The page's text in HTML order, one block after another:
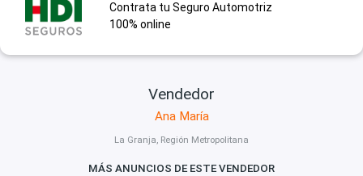
Contrata tu Seguro Automotriz
100% online
Vendedor
Ana María
La Granja, Región Metropolitana
MÁS ANUNCIOS DE ESTE VENDEDOR